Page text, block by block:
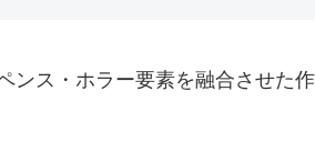
ンス・ホラー要素を融合させた